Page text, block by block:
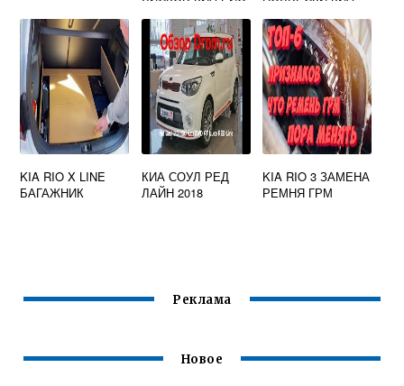
KIA RIO X LINE
БАГАЖНИК
КИА СОУЛ РЕД
ЛАЙН 2018
KIA RIO 3 ЗАМЕНА
РЕМНЯ ГРМ
Реклама
Новое